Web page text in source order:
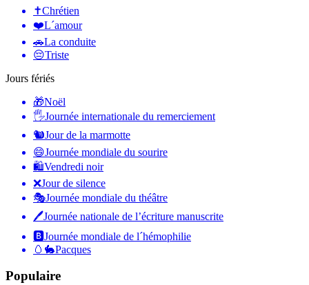
✝️Chrétien
❤️L´amour
🚗La conduite
😔Triste
Jours fériés
🎁Noël
🖐Journée internationale du remerciement
🐿Jour de la marmotte
😄Journée mondiale du sourire
🛍Vendredi noir
❌Jour de silence
🎭Journée mondiale du théâtre
🖊Journée nationale de l’écriture manuscrite
🅱️Journée mondiale de l´hémophilie
🥚🐇Pacques
Populaire